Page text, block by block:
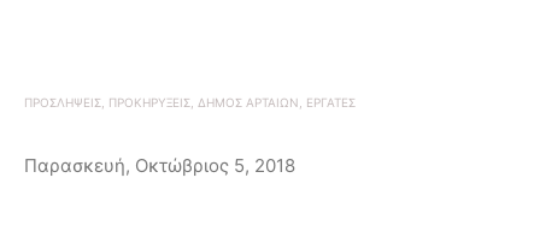
ΠΡΟΣΛΗΨΕΙΣ, ΠΡΟΚΗΡΥΞΕΙΣ, ΔΗΜΟΣ ΑΡΤΑΙΩΝ, ΕΡΓΑΤΕΣ
Παρασκευή, Οκτώβριος 5, 2018